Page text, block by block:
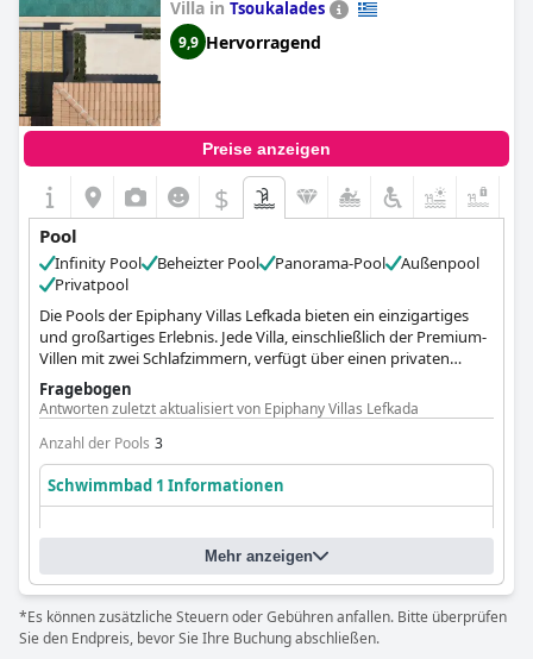
angrenzenden Wasserparks eine gute Wahl für Familien mit
Kindern. Außerdem haben die Gäste während ihres Aufenthalts
freien Eintritt in den Wasserpark.
Villa in Tsoukalades
9,9 Hervorragend
Preise anzeigen
$
Pool
Infinity Pool Beheizter Pool Panorama-Pool
Außenpool
Privatpool
Die Pools der Epiphany Villas Lefkada bieten ein einzigartiges
und großartiges Erlebnis. Jede Villa, einschließlich der Premium-
Villen mit zwei Schlafzimmern, verfügt über einen privaten
Swimmingpool - ein luxuriöser Vorteil, der das Gefühl von
Privatsphäre und Freizeit noch verstärkt. Ein einzigartiger Reiz
liegt in den beheizten Pools der Villen, wo die wohltuende
Wärme des Wassers harmonisch mit dem kühlen, luftigen
Ambiente von Lefkada kontrastiert. Die Epiphany Friends &
Family Villa mit ihrem privaten, beheizten Pool ist ein Beispiel für
diese reizvolle Eigenschaft und schafft einen warmen,
einladenden Raum für gemeinsames Vergnügen und
Entspannung. Die Villen mit zwei Schlafzimmern verfügen
ebenfalls über private beheizte Pools, die jeweils von einem
bezaubernden Meerblick begleitet werden und das Erlebnis von
Luxus und Ruhe noch weiter steigern. Die Verschmelzung von
privaten Pools, Wärme und faszinierenden Ausblicken macht
Fragebogen
Antworten zuletzt aktualisiert von Epiphany Villas Lefkada
Anzahl der Pools 3
Schwimmbad 1 Informationen
Standort des Pools: Außenpool
Ist es ein spezieller Pool?
Beheizter Pool
Infinity-Pool
Mehr anzeigen
*Es können zusätzliche Steuern oder Gebühren anfallen. Bitte überprüfen
Sie den Endpreis, bevor Sie Ihre Buchung abschließen.